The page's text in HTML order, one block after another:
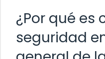
¿Por qué es
seguridad